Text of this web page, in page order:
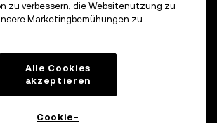
zu verbessern, die Websitenutzung zu
Marketingbemühungen zu
Alle Cookies
akzeptieren
Cookie-